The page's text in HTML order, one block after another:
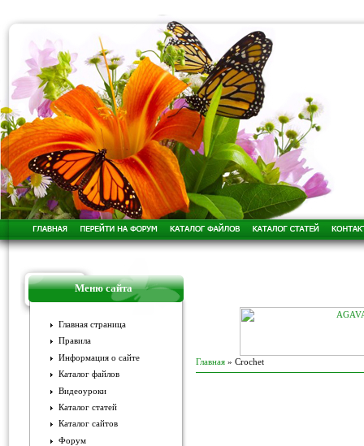
Меню сайта
Главная страница
Правила
Информация о сайте
Каталог файлов
Видеоуроки
Каталог статей
Каталог сайтов
Форум
Главная » Crochet